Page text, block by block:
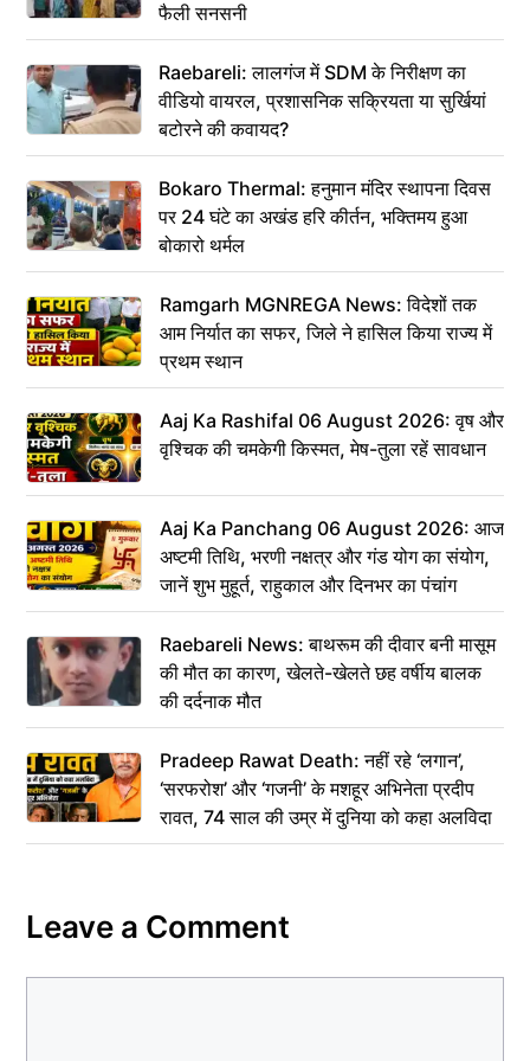
फैली सनसनी
Raebareli: लालगंज में SDM के निरीक्षण का
वीडियो वायरल, प्रशासनिक सक्रियता या सुर्खियां
बटोरने की कवायद?
Bokaro Thermal: हनुमान मंदिर स्थापना दिवस
पर 24 घंटे का अखंड हरि कीर्तन, भक्तिमय हुआ
बोकारो थर्मल
Ramgarh MGNREGA News: विदेशों तक
आम निर्यात का सफर, जिले ने हासिल किया राज्य में
प्रथम स्थान
Aaj Ka Rashifal 06 August 2026: वृष और
वृश्चिक की चमकेगी किस्मत, मेष-तुला रहें सावधान
Aaj Ka Panchang 06 August 2026: आज
अष्टमी तिथि, भरणी नक्षत्र और गंड योग का संयोग,
जानें शुभ मुहूर्त, राहुकाल और दिनभर का पंचांग
Raebareli News: बाथरूम की दीवार बनी मासूम
की मौत का कारण, खेलते-खेलते छह वर्षीय बालक
की दर्दनाक मौत
Pradeep Rawat Death: नहीं रहे ‘लगान’,
‘सरफरोश’ और ‘गजनी’ के मशहूर अभिनेता प्रदीप
रावत, 74 साल की उम्र में दुनिया को कहा अलविदा
Leave a Comment